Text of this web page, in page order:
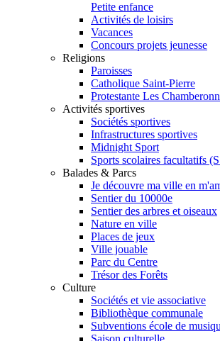
Petite enfance
Activités de loisirs
Vacances
Concours projets jeunesse
Religions
Paroisses
Catholique Saint-Pierre
Protestante Les
Activités sportives
Sociétés sportives
Infrastructures sportives
Midnight Sport
Sports scolaires facultatifs
Balades & Parcs
Je découvre ma ville en
Sentier du 10000e
Sentier des arbres et oiseaux
Nature en ville
Places de jeux
Ville jouable
Parc du Centre
Trésor des Forêts
Culture
Sociétés et vie associative
Bibliothèque communale
Subventions école de
Saison culturelle